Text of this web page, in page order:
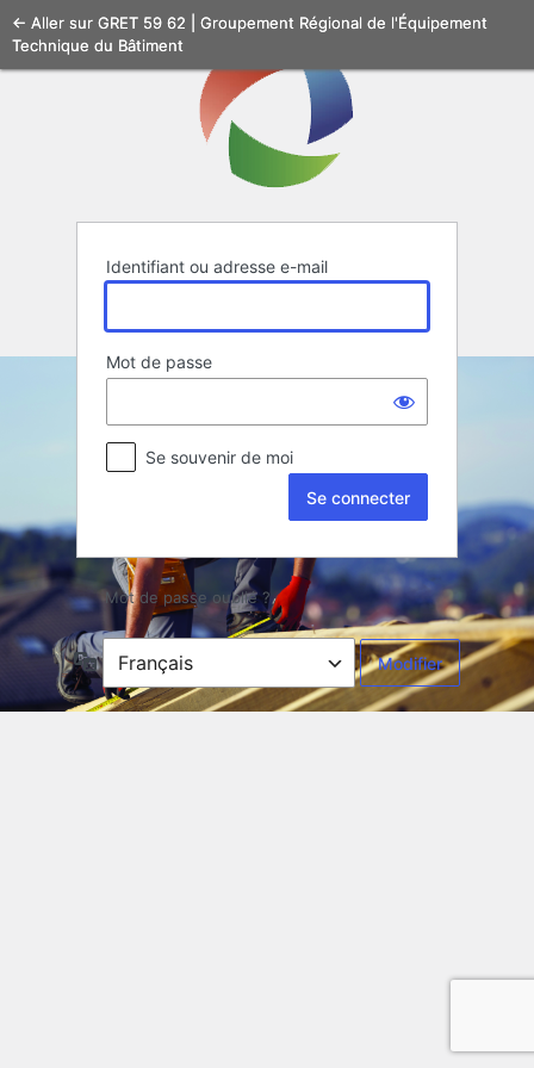
Se
connecter
Identifiant ou adresse e-mail
Mot de passe
Se souvenir de moi
Mot de passe oublié ?
← Aller sur GRET 59 62 | Groupement Régional de l'Équipement
Technique du Bâtiment
Langue